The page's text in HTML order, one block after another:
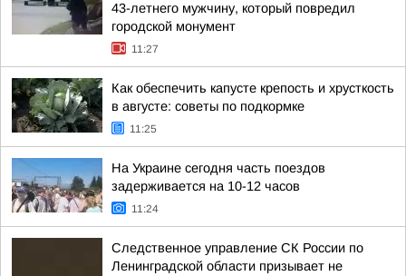
43-летнего мужчину, который повредил
городской монумент
11:27
Как обеспечить капусте крепость и хрусткость
в августе: советы по подкормке
11:25
На Украине сегодня часть поездов
задерживается на 10-12 часов
11:24
Следственное управление СК России по
Ленинградской области призывает не